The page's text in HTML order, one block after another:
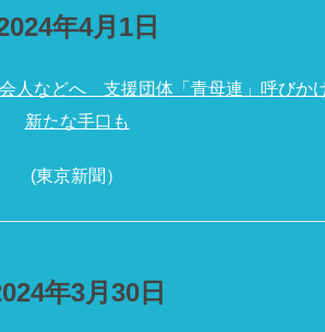
年4月1日
人などへ 支援団体「青母連」呼び
新たな手口も
(東京新聞）
年3月30日